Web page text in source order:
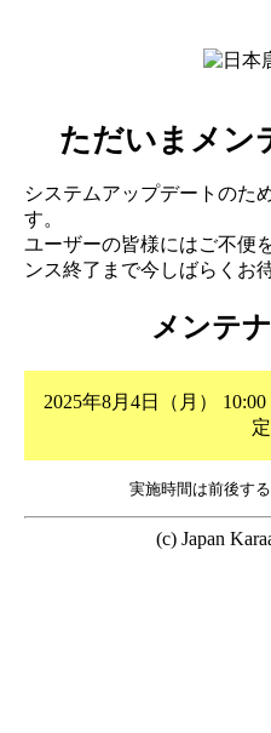
ただいまメン
システムアップデートのた
す。
ユーザーの皆様にはご不便
ンス終了まで今しばらくお
メンテ
2025年8月4日（月）
定
実施時間は前後す
(c) Japan